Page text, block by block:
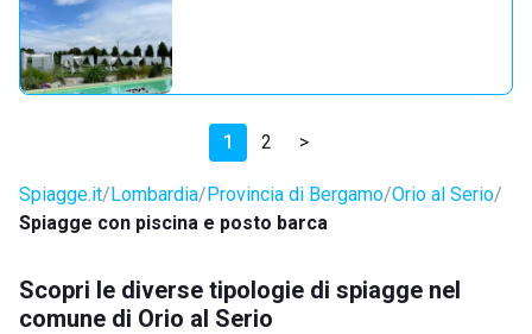
1 2 >
Spiagge.it Lombardia Provincia di Bergamo Orio al Serio
Spiagge con piscina e posto barca
Scopri le diverse tipologie di spiagge nel
comune di Orio al Serio